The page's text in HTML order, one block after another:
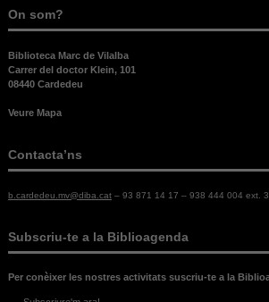
On som?
Biblioteca Marc de Vilalba
Carrer del doctor Klein, 101
08440 Cardedeu
Veure Mapa
Contacta’ns
b.cardedeu.mv@diba.cat– 93 871 14 17 – 938 444 004 ext.
Subscriu-te a la Biblioagenda
Per conèixer les nostres activitats suscriu-te a la